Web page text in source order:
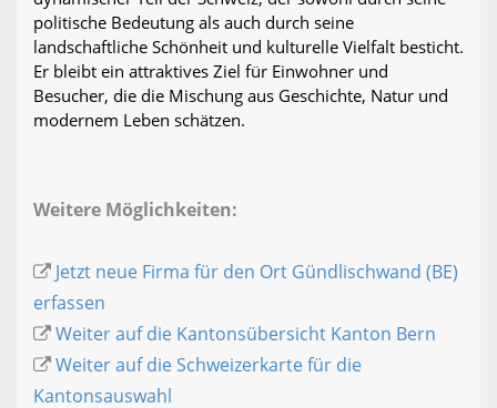
politische Bedeutung als auch durch seine
landschaftliche Schönheit und kulturelle Vielfalt besticht.
Er bleibt ein attraktives Ziel für Einwohner und
Besucher, die die Mischung aus Geschichte, Natur und
modernem Leben schätzen.
Weitere Möglichkeiten:
Jetzt neue Firma für den Ort Gündlischwand (BE)
erfassen
Weiter auf die Kantonsübersicht Kanton Bern
Weiter auf die Schweizerkarte für die
Kantonsauswahl